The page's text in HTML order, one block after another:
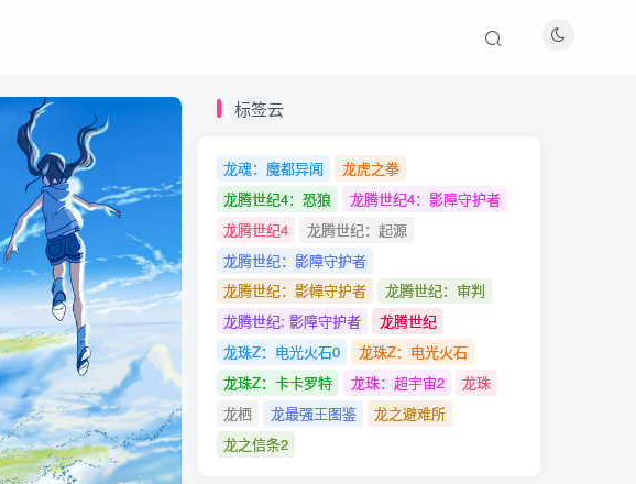
龙腾世纪4：恐狼
龙腾世纪：起源
龙腾世纪：影障守护者
龙腾世纪：影幛守护者
龙珠Z：电光火石0
龙珠Z：电光火石
龙珠Z：卡卡罗特
龙珠：超宇宙2
龙珠
龙最强王图鉴
龙之避难所
龙之信条2
文章推荐
标签云
龙魂：魔都异闻
龙虎之拳
龙腾世纪4：恐狼
龙腾世纪4：影障守护者
龙腾世纪4
龙腾世纪：起源
龙腾世纪：影障守护者
龙腾世纪：影幛守护者
龙腾世纪：审判
龙腾世纪: 影障守护者
龙腾世纪
龙珠Z：电光火石0
龙珠Z：电光火石
龙珠Z：卡卡罗特
龙珠：超宇宙2
龙珠
龙栖
龙最强王图鉴
龙之避难所
龙之信条2